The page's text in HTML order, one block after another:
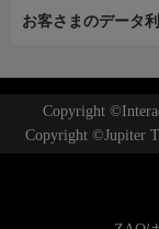
お客さまのデータ
Copyright
Copyright ©Jupiter